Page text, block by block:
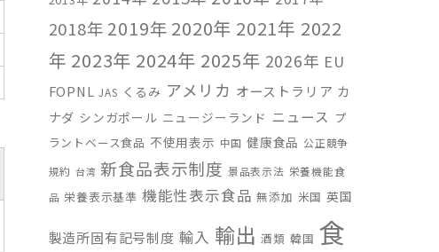
2018年 2019年 2020年 2021年 2022
年 2023年 2024年 2025年 2026年 EU
FOPNL JAS くるみ アメリカ オーストラリア カ
ナダ シンガポール ニュージーランド ニュース プ
ラントベース食品 不使用表示 中国 健康食品 公正競争
規約 台湾 新食品表示制度 景品表示法 栄養機能食
品 栄養表示基準 機能性表示食品 無添加 米国 英国
製造所固有記号制度 輸入 輸出 酒類 韓国 食